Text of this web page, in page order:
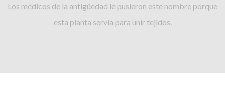
Los médicos de la antigüedad le pusieron este nombre porque
esta planta servía para unir tejidos.